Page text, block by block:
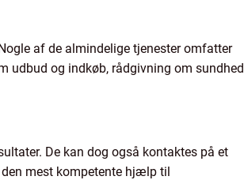
af de almindelige tjenester omfatter
udbud og indkøb, rådgivning om sundhed
De kan dog også kontaktes på et
mest kompetente hjælp til